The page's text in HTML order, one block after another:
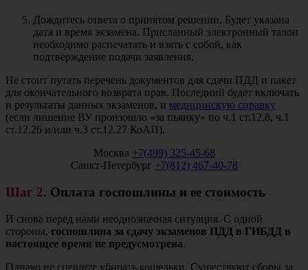
Дождитесь ответа о принятом решении. Будет указана
дата и время экзамена. Присланный электронный талон
необходимо распечатать и взять с собой, как
подтверждение подачи заявления.
Не стоит путать перечень документов для сдачи ПДД и пакет
для окончательного возврата прав. Последний будет включать
и результаты данных экзаменов, и медицинскую справку
(если лишение ВУ произошло «за пьянку» по ч.1 ст.12.8, ч.1
ст.12.26 и/или ч.3 ст.12.27 КоАП).
Москва +7(499) 325-45-68
Санкт-Петербург +7(812) 467-40-78
Шаг 2. Оплата госпошлины и ее стоимость
И снова перед нами неоднозначная ситуация. С одной
стороны, госпошлина за сдачу экзаменов ПДД в ГИБДД в
настоящее время не предусмотрена.
Однако не спешите убирать кошельки. Существуют сборы за